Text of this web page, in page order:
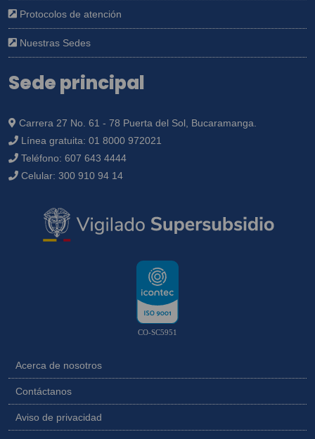
Protocolos de atención
Nuestras Sedes
Sede principal
Carrera 27 No. 61 - 78 Puerta del Sol, Bucaramanga.
Línea gratuita: 01 8000 972021
Teléfono: 607 643 4444
Celular: 300 910 94 14
CO-SC5951
Acerca de nosotros
Contáctanos
Aviso de privacidad